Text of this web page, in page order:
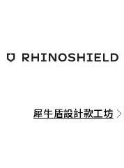
犀牛盾設計款工坊